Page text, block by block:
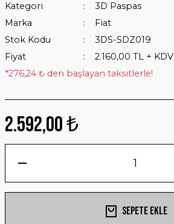
Kategori
3D Paspas
Marka
Fiat
Stok Kodu
3DS-SDZ019
Fiyat
2.160,00 TL + KDV
*276,24 ₺ den başlayan taksitlerle!
2.592,00 ₺
Sepete Ekle